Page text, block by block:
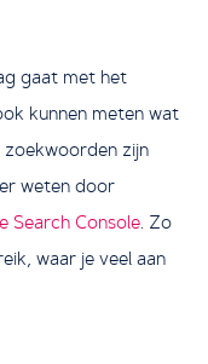
gaat met het
kunnen meten wat
zijn
weten door
Search Console. Zo
waar je veel aan